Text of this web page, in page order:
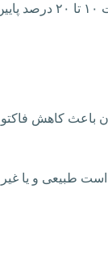
در نمونه پلاسمای منجمد حتی
باعث کاهش
طبیعی و یا